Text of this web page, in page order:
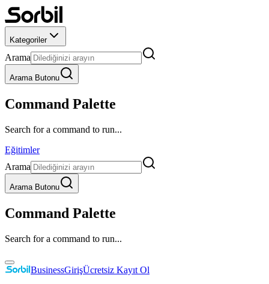
Kategoriler
Arama
Arama Butonu
Command Palette
Search for a command to run...
Eğitimler
Arama
Arama Butonu
Command Palette
Search for a command to run...
BusinessGirişÜcretsiz Kayıt Ol